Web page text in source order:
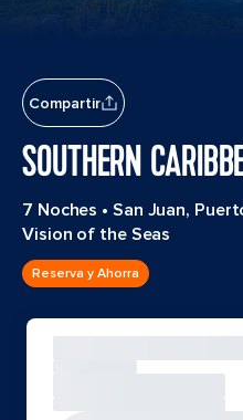
Compartir
SOUTHERN
7 Noches • San Juan,
Vision of the Seas
Reserva y Ahorra